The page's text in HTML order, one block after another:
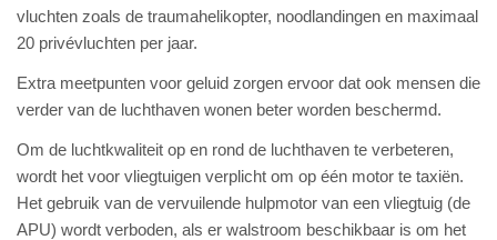
vluchten zoals de traumahelikopter, noodlandingen en maximaal
20 privévluchten per jaar.
Extra meetpunten voor geluid zorgen ervoor dat ook mensen die
verder van de luchthaven wonen beter worden beschermd.
Om de luchtkwaliteit op en rond de luchthaven te verbeteren,
wordt het voor vliegtuigen verplicht om op één motor te taxiën.
Het gebruik van de vervuilende hulpmotor van een vliegtuig (de
APU) wordt verboden, als er walstroom beschikbaar is om het